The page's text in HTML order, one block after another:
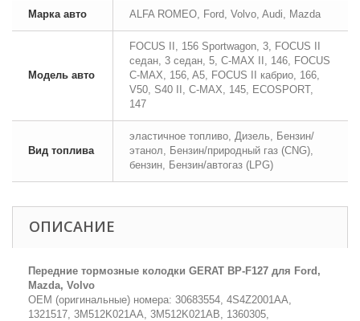
Марка авто ALFA ROMEO, Ford, Volvo, Audi, Mazda
Модель авто
FOCUS II, 156 Sportwagon, 3, FOCUS II
седан, 3 седан, 5, C-MAX II, 146, FOCUS
C-MAX, 156, A5, FOCUS II кабрио, 166,
V50, S40 II, C-MAX, 145, ECOSPORT,
147
Вид топлива
эластичное топливо, Дизель, Бензин/
этанол, Бензин/природный газ (CNG),
бензин, Бензин/автогаз (LPG)
ОПИСАНИЕ
Передние тормозные колодки GERAT BP-F127 для Ford,
Mazda, Volvo
OEM (оригинальные) номера: 30683554, 4S4Z2001AA,
1321517, 3M512K021AA, 3M512K021AB, 1360305,